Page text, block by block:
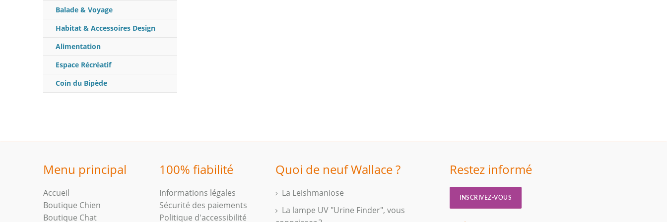
Balade & Voyage
Habitat & Accessoires Design
Alimentation
Espace Récréatif
Coin du Bipède
Menu principal
Accueil
Boutique Chien
Boutique Chat
100% fiabilité
Informations légales
Sécurité des paiements
Politique d'accessibilité
Quoi de neuf Wallace ?
La Leishmaniose
La lampe UV "Urine Finder", vous
Restez informé
INSCRIVEZ-VOUS